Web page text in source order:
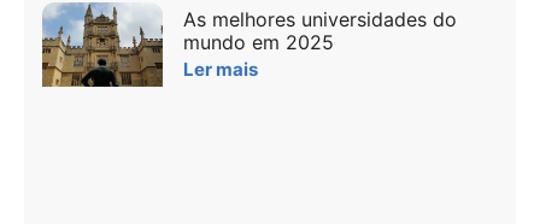
As melhores universidades do
mundo em 2025
Ler mais